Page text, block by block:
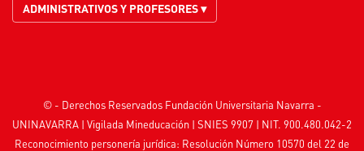
ADMINISTRATIVOS Y PROFESORES ▾
© - Derechos Reservados Fundación Universitaria Navarra -
UNINAVARRA | Vigilada Mineducación | SNIES 9907 | NIT. 900.480.042-2
Reconocimiento personería jurídica: Resolución Número 10570 del 22 de